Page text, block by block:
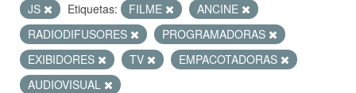
JS
Etiquetas: FILME
ANCINE
RADIODIFUSORES
PROGRAMADORAS
EXIBIDORES
TV
EMPACOTADORAS
AUDIOVISUAL